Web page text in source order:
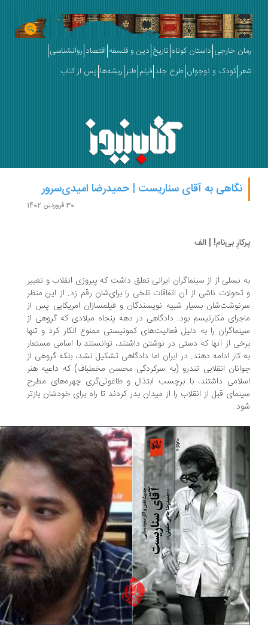
خارجی داستان کوتاه تاریخ دین و فلسفه اقتصاد روانشناسی
کودک و نوجوان طرح جلد فیلم طنز ریشه‌ها پس از کتاب
نگاهی به آقای سناریست | حمیدرضا امیدی‌سرور
بی‌نام! | الف
نسلی از از سینماگران ایرانی تعلق داشت که پیروزی انقلاب و تغییر
ناشی از آن اتفاقات تلخی را برای‌شان رقم زد. از این منظر
بسیار شبیه نویسندگان و فیلمسازان امریکایی پس از
مکارتیسم بود. دادگاهی در دهه پنجاه میلادی که گروهی از
را به دلیل فعالیت‌های کمونیستی ممنوع الکار کرد و تنها
از آنها که دستی در نوشتن داشتند، توانستند با اسامی مستعار
کار ادامه دهند. در ایران اما دادگاهی تشکیل نشد، بلکه گروهی از
انقلابی تندرو (به سرکردگی محسن مخملباف) که داعیه هنر
داشتند، با برچسب ابتذال و طاغوتی‌گری چهره‌های مطرح
قبل از انقلاب را از میدان بدر کردند تا راه برای خودشان بازتر